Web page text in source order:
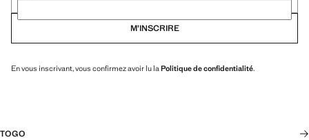
M’INSCRIRE
En vous inscrivant, vous confirmez avoir lu la Politique de confidentialité.
TOGO